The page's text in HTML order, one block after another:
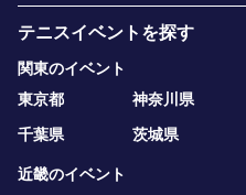
テニスイベントを探す
関東のイベント
東京都
神奈川県
千葉県
茨城県
近畿のイベント